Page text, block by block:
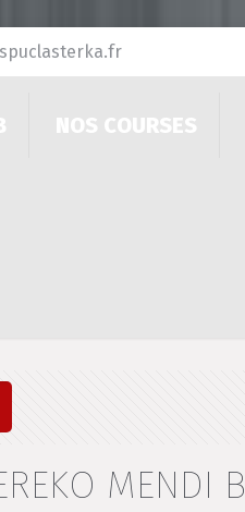
NOS COURSES
MENDI